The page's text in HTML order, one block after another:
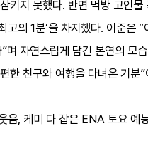
키지 못했다. 반면 먹방 고인
고의 1분’을 차지했다. 이준은
며 자연스럽게 담긴 본연의 모
한 친구와 여행을 다녀온 기분
음, 케미 다 잡은 ENA 토요 예